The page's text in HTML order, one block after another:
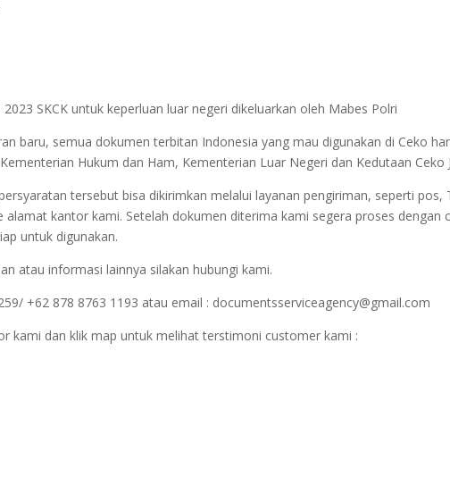
SKCK untuk keperluan luar negeri dikeluarkan oleh Mabes Polri
baru, semua dokumen terbitan Indonesia yang mau digunakan di Ceko
Hukum dan Ham, Kementerian Luar Negeri dan Kedutaan Ceko
tersebut bisa dikirimkan melalui layanan pengiriman, seperti pos,
alamat kantor kami. Setelah dokumen diterima kami segera proses
untuk digunakan.
atau informasi lainnya silakan hubungi kami.
+62 878 8763 1193 atau email : documentsserviceagency@gmail.com
kami dan klik map untuk melihat terstimoni customer kami :